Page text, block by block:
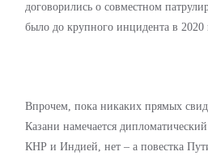
договорились о совместном
было до крупного инцидента в 2020
Впрочем, пока никаких прямых
Казани намечается
КНР и Индией, нет – а повестка